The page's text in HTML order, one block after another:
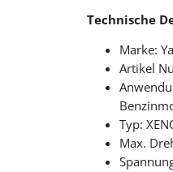
Technische
Marke:
Artikel
Typ:
Max.